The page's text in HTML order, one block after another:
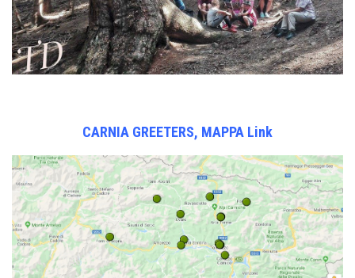
CARNIA GREETERS, MAPPA Link